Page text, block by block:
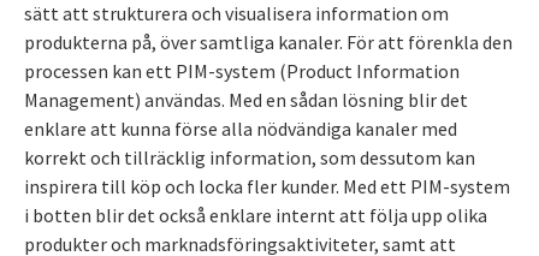
sätt att strukturera och visualisera information om
produkterna på, över samtliga kanaler. För att förenkla den
processen kan ett PIM-system (Product Information
Management) användas. Med en sådan lösning blir det
enklare att kunna förse alla nödvändiga kanaler med
korrekt och tillräcklig information, som dessutom kan
inspirera till köp och locka fler kunder. Med ett PIM-system
i botten blir det också enklare internt att följa upp olika
produkter och marknadsföringsaktiviteter, samt att